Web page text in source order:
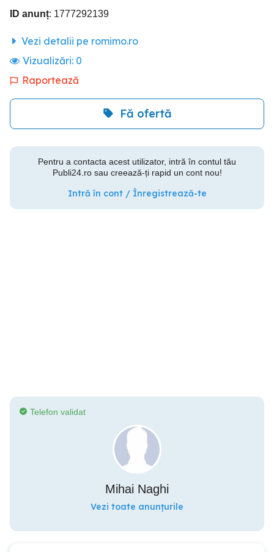
ID anunț: 1777292139
Vezi detalii pe romimo.ro
Vizualizări: 0
Raportează
Fă ofertă
Pentru a contacta acest utilizator, intră în contul tău
Publi24.ro sau creează-ți rapid un cont nou!
Intră în cont / Înregistrează-te
Telefon validat
Mihai Naghi
Vezi toate anunțurile